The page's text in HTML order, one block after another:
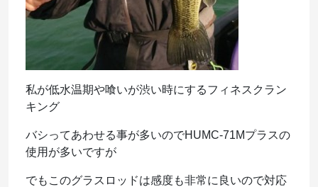
私が低水温期や喰いが渋い時にするフィネスクラン
キング
バシってあわせる事が多いのでHUMC-71Mプラスの
使用が多いですが
でもこのグラスロッドは感度も非常に良いので対応